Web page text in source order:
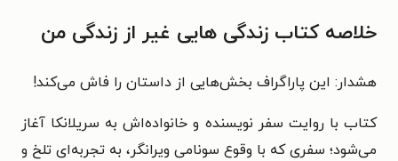
خلاصه کتاب زندگی هایی غیر از زندگی من
هشدار: این پاراگراف بخش‌هایی از داستان را فاش می‌کند!
کتاب با روایت سفر نویسنده و خانواده‌اش به سریلانکا آغاز
می‌شود؛ سفری که با وقوع سونامی ویرانگر، به تجربه‌ای تلخ و